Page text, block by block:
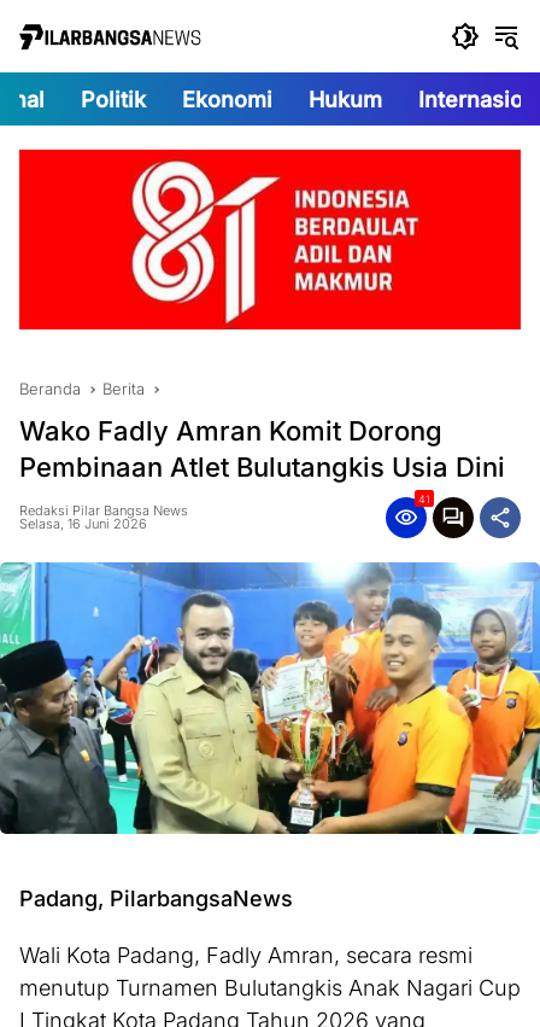
Politik Ekonomi Hukum
Beranda Berita
Wako Fadly Amran Komit Dorong
Pembinaan Atlet Bulutangkis Usia Dini
Redaksi Pilar Bangsa News
Selasa, 16 Juni 2026
41
Padang, PilarbangsaNews
Wali Kota Padang, Fadly Amran, secara resmi
menutup Turnamen Bulutangkis Anak Nagari Cup
I Tingkat Kota Padang Tahun 2026 yang